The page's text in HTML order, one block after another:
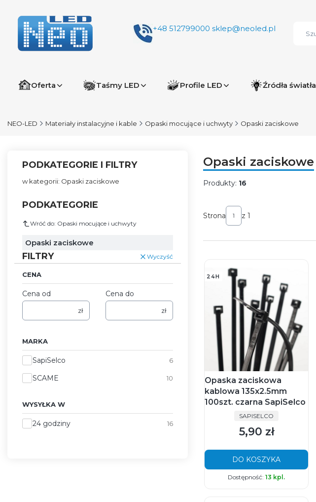
+48 512799000 sklep@neoled.pl
Oferta Taśmy LED Profile LED Źródła światła
NEO-LED Materiały instalacyjne i kable Opaski mocujące i uchwyty Opaski zaciskowe
PODKATEGORIE I FILTRY
w kategorii: Opaski zaciskowe
PODKATEGORIE
Wróć do: Opaski mocujące i uchwyty
Opaski zaciskowe
FILTRY Wyczyść
CENA
Cena od
zł
Cena do
zł
MARKA
MarkaSapiSelco 6
SCAME 10
WYSYŁKA W
Wysyłka w
24 godziny 16
Opaski zaciskowe
Produkty: 16
Strona z 1
24H
Opaska zaciskowa
kablowa 135x2.5mm
100szt. czarna SapiSelco
PRODUCENT
SAPISELCO
Cena
5,90 zł
DO KOSZYKA
Dostępność:13 kpl.